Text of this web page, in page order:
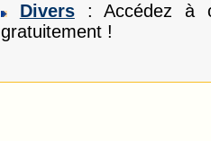
Divers: Accédez à
gratuitement !